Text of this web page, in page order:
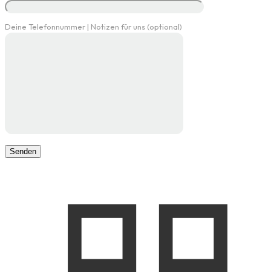
Deine Telefonnummer | Notizen für uns (optional)